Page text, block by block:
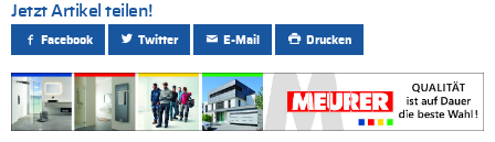
Jetzt Artikel teilen!
Facebook Twitter E-Mail Drucken